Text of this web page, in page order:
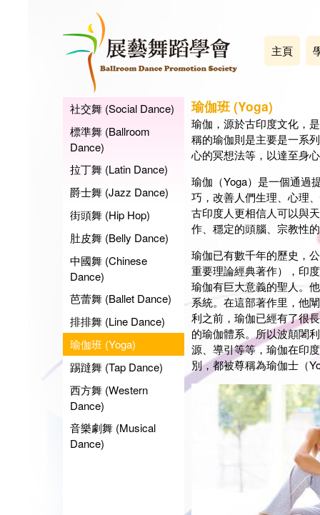
主頁
社交舞 (Social Dance)
標準舞 (Ballroom
Dance)
拉丁舞 (Latin Dance)
爵士舞 (Jazz Dance)
街頭舞 (Hip Hop)
肚皮舞 (Belly Dance)
中國舞 (Chinese
Dance)
芭蕾舞 (Ballet Dance)
排排舞 (Line Dance)
瑜伽班 (Yoga)
踢躂舞 (Tap Dance)
西方舞 (Western
Dance)
音樂劇舞 (Musical
Dance)
瑜伽班 (Yoga)
瑜伽，源於古印度文化，
稱的瑜伽則是主要是一系
心的冥想法等，以達至身
瑜伽（Yoga）是一個通過
巧，改善人們生理、心理
古印度人更相信人可以與
作、穩定的頭腦、宗教性
瑜伽已有數千年的歷史，
重要理論經典著作），印
瑜伽有巨大意義的聖人。
系統。在這部著作里，他
利之前，瑜伽已經有了很
的瑜伽體系。所以波顛闍
源、導引等等，瑜伽在印
別，都被尊稱為瑜伽士（